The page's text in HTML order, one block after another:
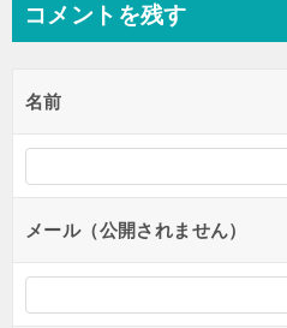
ビ
ー
シ
ョ
ン
コメントを残す
名前
メール（公開されません）